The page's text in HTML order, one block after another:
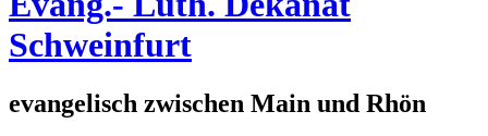
Schweinfurt
evangelisch zwischen Main und Rhön